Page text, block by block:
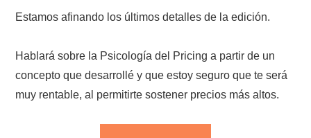
Estamos afinando los últimos detalles de la edición.
Hablará sobre la Psicología del Pricing a partir de un
concepto que desarrollé y que estoy seguro que te será
muy rentable, al permitirte sostener precios más altos.